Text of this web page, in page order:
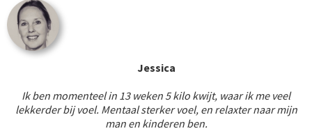
Jessica
Ik ben momenteel in 13 weken 5 kilo kwijt, waar ik me veel
lekkerder bij voel. Mentaal sterker voel, en relaxter naar mijn
man en kinderen ben.